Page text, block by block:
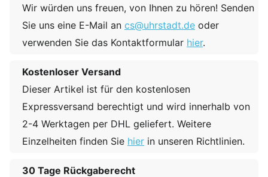
Wir würden uns freuen, von Ihnen zu hören! Senden
Sie uns eine E-Mail an cs@uhrstadt.de oder
verwenden Sie das Kontaktformular hier.
Kostenloser Versand
Dieser Artikel ist für den kostenlosen
Expressversand berechtigt und wird innerhalb von
2-4 Werktagen per DHL geliefert. Weitere
Einzelheiten finden Sie hier in unseren Richtlinien.
30 Tage Rückgaberecht